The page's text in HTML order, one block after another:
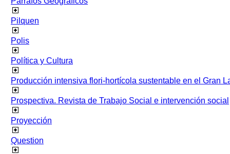
Pilquen
Polis
Política y Cultura
Producción intensiva flori-hortícola sustentable en el Gran
Prospectiva. Revista de Trabajo Social e intervención social
Proyección
Question